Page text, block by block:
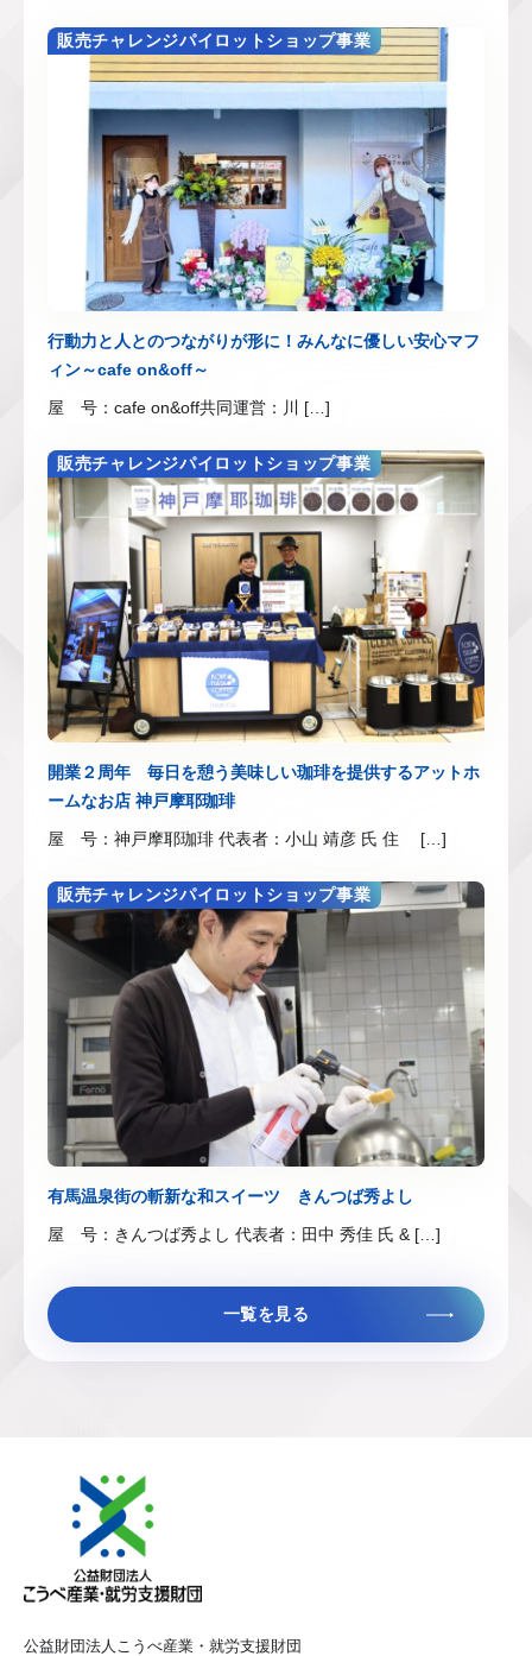
販売チャレンジパイロットショップ事業
行動力と人とのつながりが形に！みんなに優しい安心マフ
ィン～cafe on&off～
屋 号：cafe on&off共同運営：川 […]
販売チャレンジパイロットショップ事業
開業２周年 毎日を憩う美味しい珈琲を提供するアットホ
ームなお店 神戸摩耶珈琲
屋 号：神戸摩耶珈琲 代表者：小山 靖彦 氏 住 […]
販売チャレンジパイロットショップ事業
有馬温泉街の斬新な和スイーツ きんつば秀よし
屋 号：きんつば秀よし 代表者：田中 秀佳 氏 & […]
一覧を見る
公益財団法人こうべ産業・就労支援財団